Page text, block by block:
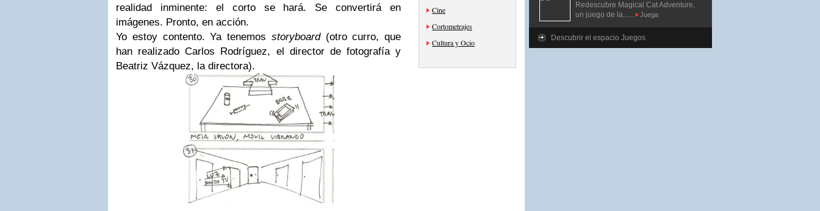
realidad inminente: el corto se hará. Se convertirá en
imágenes. Pronto, en acción.
Yo estoy contento. Ya tenemos storyboard(otro curro, que
han realizado Carlos Rodríguez, el director de fotografía y
Beatriz Vázquez, la directora).
Cine
Cortometrajes
Cultura y Ocio
Redescubre Magical Cat Adventure,
un juego de la......
Juega
Descubrir el espacio Juegos